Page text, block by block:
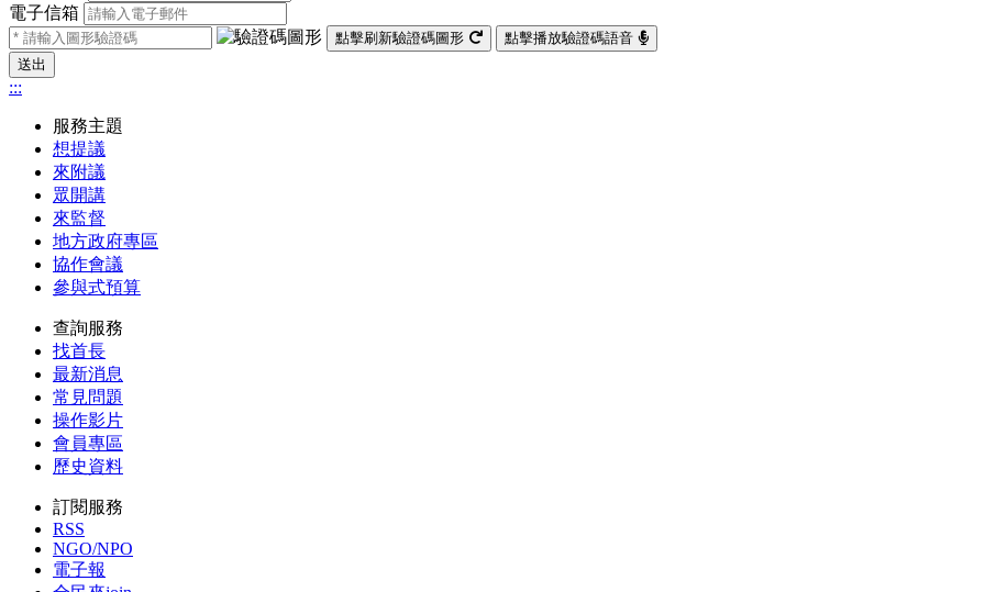
電子信箱
點擊刷新驗證碼圖形
點擊播放驗證碼語音
送出
:::
服務主題
想提議
來附議
眾開講
來監督
地方政府專區
協作會議
參與式預算
查詢服務
找首長
最新消息
常見問題
操作影片
會員專區
歷史資料
訂閱服務
RSS
NGO/NPO
電子報